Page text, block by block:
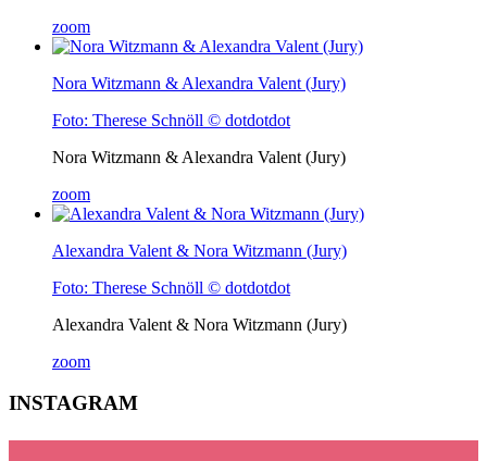
zoom
Nora Witzmann & Alexandra Valent (Jury)
Foto: Therese Schnöll © dotdotdot
Nora Witzmann & Alexandra Valent (Jury)
zoom
Alexandra Valent & Nora Witzmann (Jury)
Foto: Therese Schnöll © dotdotdot
Alexandra Valent & Nora Witzmann (Jury)
zoom
INSTAGRAM